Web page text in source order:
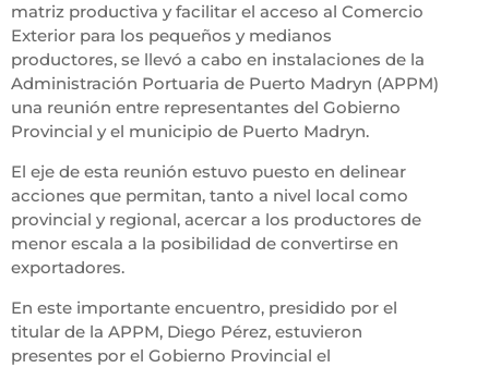
matriz productiva y facilitar el acceso al Comercio
Exterior para los pequeños y medianos
productores, se llevó a cabo en instalaciones de la
Administración Portuaria de Puerto Madryn (APPM)
una reunión entre representantes del Gobierno
Provincial y el municipio de Puerto Madryn.
El eje de esta reunión estuvo puesto en delinear
acciones que permitan, tanto a nivel local como
provincial y regional, acercar a los productores de
menor escala a la posibilidad de convertirse en
exportadores.
En este importante encuentro, presidido por el
titular de la APPM, Diego Pérez, estuvieron
presentes por el Gobierno Provincial el